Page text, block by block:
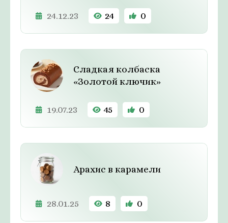
24.12.23 24 0
Сладкая колбаска
«Золотой ключик»
19.07.23 45 0
Арахис в карамели
28.01.25 8 0